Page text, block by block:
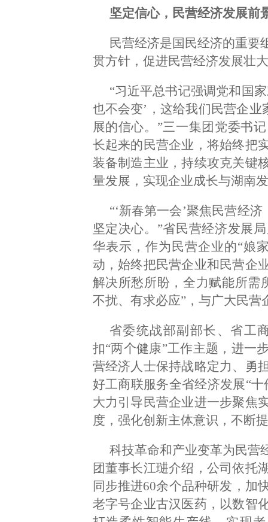
坚定信心，民营经济发展前
民营经济是国民经济的重要
贯方针，促进民营经济发展壮
“习近平总书记强调党和国
也不会变’，这给我们民营企业
展的信心。”三一集团党委书
长起来的民营企业，将始终把
装备制造主业，持续攻克关键
量发展，实现企业成长与湖南
“‘新春第一会’聚焦民营经
坚定决心。”省民营经济发展
华表示，作为民营企业的“娘
动，始终把民营企业和民营企
解决所愁所盼，全力赋能所需
不扰、有求必应”，与广大民
省委统战部副部长、省工
扣“两个健康”工作主题，进一
营经济人士保持战略定力、勇
好工商联服务全省经济发展“
大力引导民营企业进一步聚焦
度，强化创新主体意识，不断
科技革命和产业变革为民营
团董事长江琎介绍，公司依托
同步推进60余个品种研发，加
老字号企业古汉医药，以数智